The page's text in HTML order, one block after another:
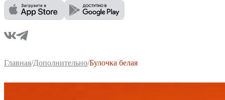
Главная/Дополнительно/Булочка белая